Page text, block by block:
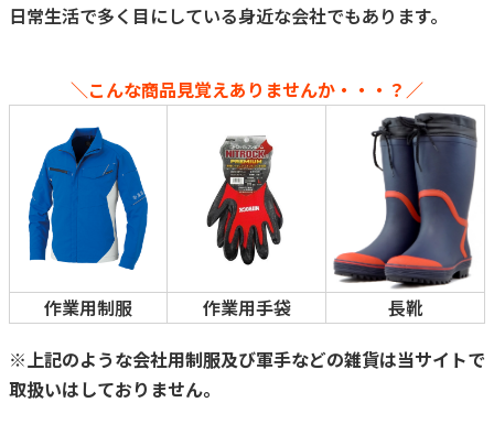
日常生活で多く目にしている身近な会社でもあります。
＼こんな商品見覚えありませんか・・・？／
作業用制服 作業用手袋
長靴
※上記のような会社用制服及び軍手などの雑貨は当サイトで
取扱いはしておりません。